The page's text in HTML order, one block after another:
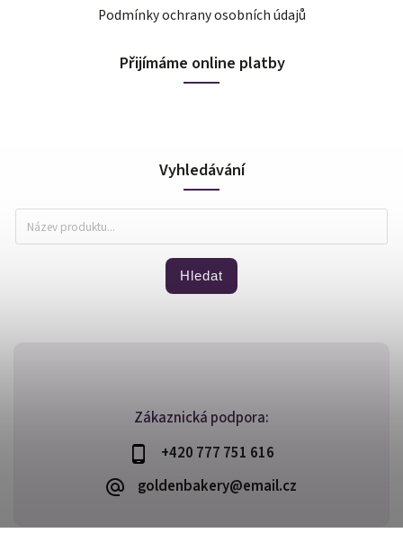
Zákaznická podpora:
+420 777 751 616
goldenbakery@email.cz
Podmínky ochrany osobních údajů
Přijímáme online platby
Vyhledávání
Hledat